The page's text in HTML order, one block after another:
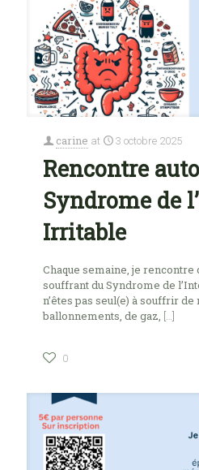
carine at 3 octobre 2025
Rencontre
Syndrome de
Irritable
Chaque semaine, je rencontre
souffrant du Syndrome de
n’êtes pas seul(e) à souffrir
ballonnements, de gaz, […]
0